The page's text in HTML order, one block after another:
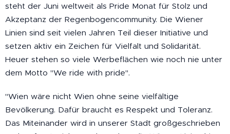
steht der Juni weltweit als Pride Monat für Stolz und
Akzeptanz der Regenbogencommunity. Die Wiener
Linien sind seit vielen Jahren Teil dieser Initiative und
setzen aktiv ein Zeichen für Vielfalt und Solidarität.
Heuer stehen so viele Werbeflächen wie noch nie unter
dem Motto "We ride with pride".
"Wien wäre nicht Wien ohne seine vielfältige
Bevölkerung. Dafür braucht es Respekt und Toleranz.
Das Miteinander wird in unserer Stadt großgeschrieben